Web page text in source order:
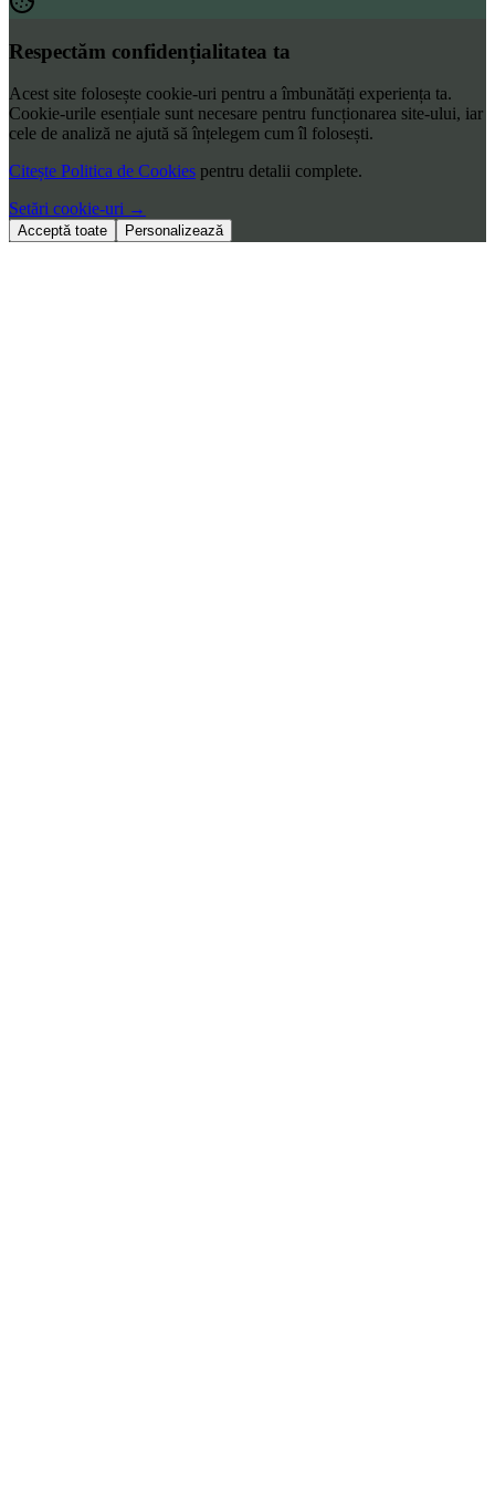
Respectăm confidențialitatea ta
Acest site folosește cookie-uri pentru a îmbunătăți experiența ta.
Cookie-urile esențiale sunt necesare pentru funcționarea site-ului, iar
cele de analiză ne ajută să înțelegem cum îl folosești.
Citește Politica de Cookies pentru detalii complete.
Setări cookie-uri →
Acceptă toate Personalizează